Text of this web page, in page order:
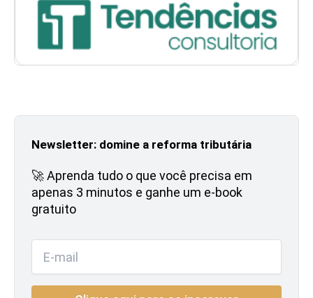
Newsletter: domine a reforma tributária
🚀 Aprenda tudo o que você precisa em
apenas 3 minutos e ganhe um e-book
gratuito